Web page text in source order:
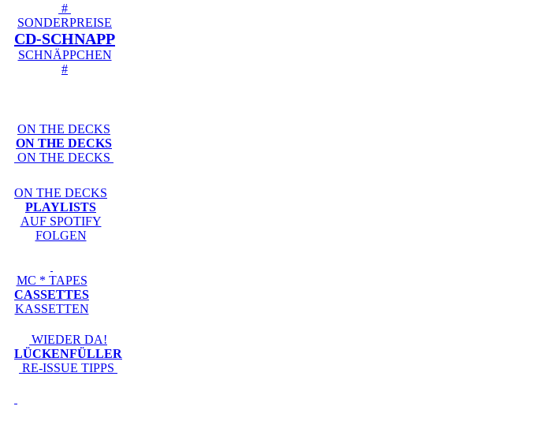
#
SONDERPREISE
CD-SCHNAPP
SCHNÄPPCHEN
#
ON THE DECKS
ON THE DECKS
ON THE DECKS
ON THE DECKS
PLAYLISTS
AUF SPOTIFY
FOLGEN
MC * TAPES
CASSETTES
KASSETTEN
WIEDER DA!
LÜCKENFÜLLER
RE-ISSUE TIPPS